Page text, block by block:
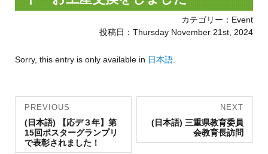
カテゴリー：Event
投稿日：Thursday November 21st, 2024
Sorry, this entry is only available in 日本語
Post
navigation
PREVIOUS
Previous
post:
(日本語) 【応デ３年】第
15回ポスターグランプリ
で表彰されました！
NEXT
Next
post:
(日本語) 三重県教育委員
会教育長訪問